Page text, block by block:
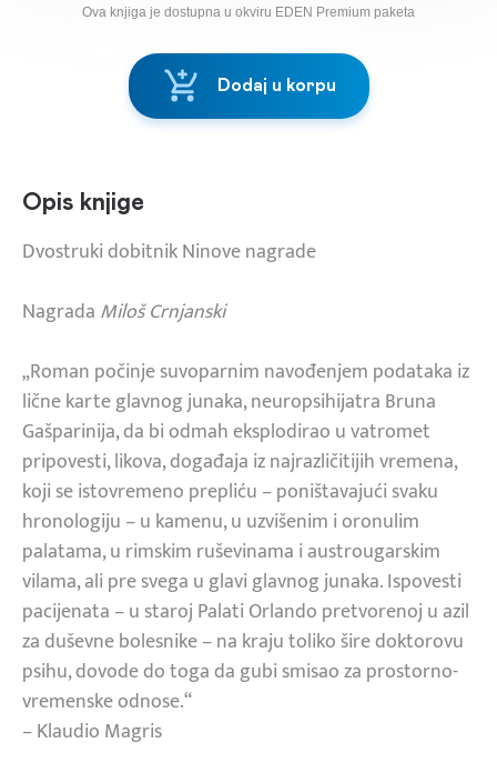
Ova knjiga je dostupna u okviru EDEN Premium paketa
Dodaj u korpu
Opis knjige
Dvostruki dobitnik Ninove nagrade
Nagrada Miloš Crnjanski
„Roman počinje suvoparnim navođenjem podataka iz
lične karte glavnog junaka, neuropsihijatra Bruna
Gašparinija, da bi odmah eksplodirao u vatromet
pripovesti, likova, događaja iz najrazličitijih vremena,
koji se istovremeno prepliću – poništavajući svaku
hronologiju – u kamenu, u uzvišenim i oronulim
palatama, u rimskim ruševinama i austrougarskim
vilama, ali pre svega u glavi glavnog junaka. Ispovesti
pacijenata – u staroj Palati Orlando pretvorenoj u azil
za duševne bolesnike – na kraju toliko šire doktorovu
psihu, dovode do toga da gubi smisao za prostorno-
vremenske odnose.“
– Klaudio Magris